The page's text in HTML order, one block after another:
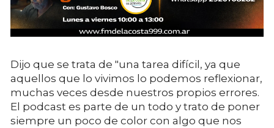
Dijo que se trata de "una tarea difícil, ya que
aquellos que lo vivimos lo podemos reflexionar,
muchas veces desde nuestros propios errores.
El podcast es parte de un todo y trato de poner
siempre un poco de color con algo que nos